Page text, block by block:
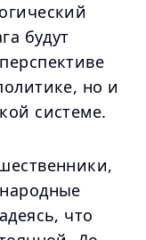
будут
но и
системе.
что